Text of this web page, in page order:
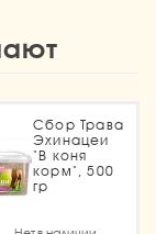
Сбор Трава
Эхинацеи
"В коня
корм", 500
гр